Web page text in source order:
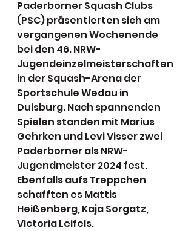
Paderborner Squash Clubs
(PSC) präsentierten sich am
vergangenen Wochenende
bei den 46. NRW-
Jugendeinzelmeisterschaften
in der Squash-Arena der
Sportschule Wedau in
Duisburg. Nach spannenden
Spielen standen mit Marius
Gehrken und Levi Visser zwei
Paderborner als NRW-
Jugendmeister 2024 fest.
Ebenfalls aufs Treppchen
schafften es Mattis
Heißenberg, Kaja Sorgatz,
Victoria Leifels.